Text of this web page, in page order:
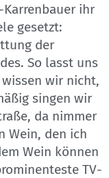
Karrenbauer ihr
gesetzt:
der
So lasst uns
wir nicht,
singen wir
da nimmer
Wein, den ich
Wein können
TV-